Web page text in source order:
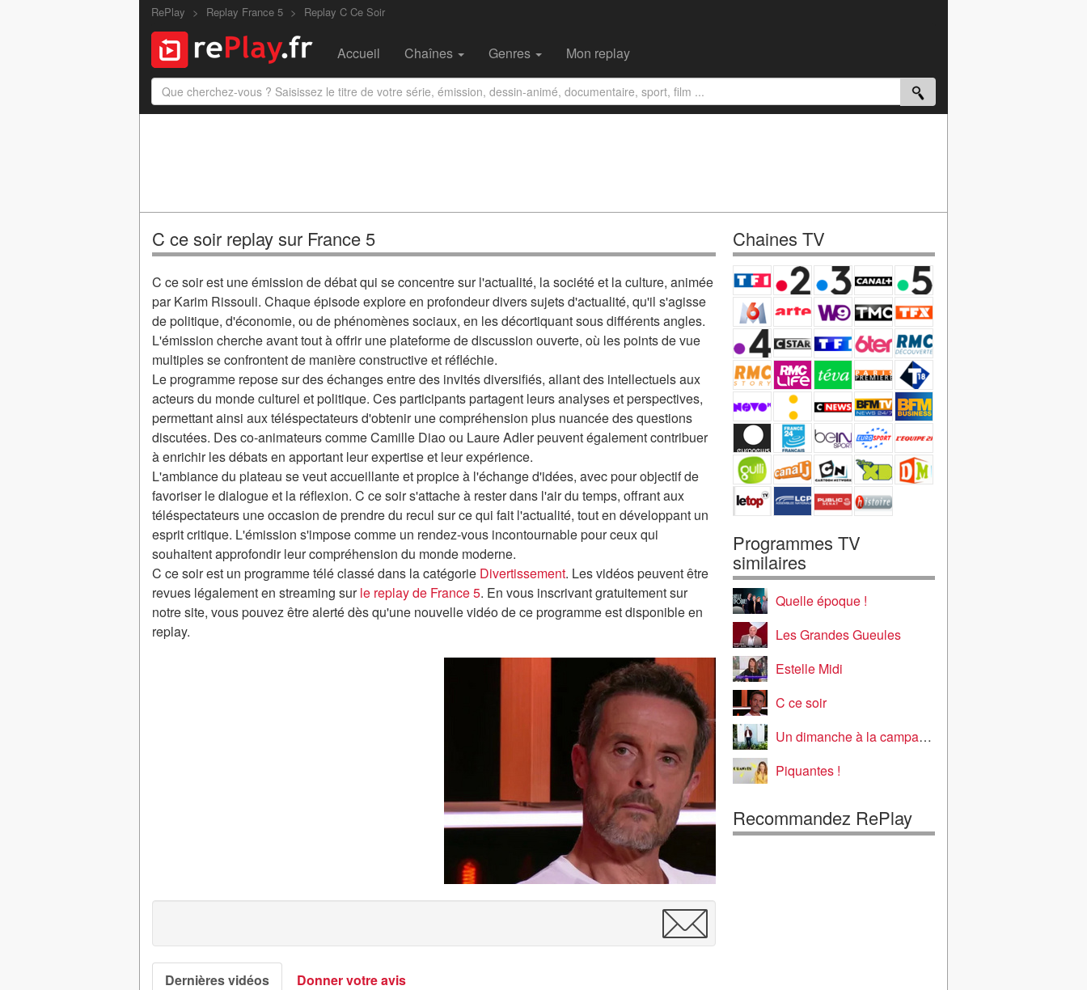
RePlay Replay France 5 Replay C Ce Soir
Accueil Chaînes Genres Mon replay
C ce soir replay sur France 5
C ce soir est une émission de débat qui se concentre sur l'actualité, la société et la culture, animée
par Karim Rissouli. Chaque épisode explore en profondeur divers sujets d'actualité, qu'il s'agisse
de politique, d'économie, ou de phénomènes sociaux, en les décortiquant sous différents angles.
L'émission cherche avant tout à offrir une plateforme de discussion ouverte, où les points de vue
multiples se confrontent de manière constructive et réfléchie.
Le programme repose sur des échanges entre des invités diversifiés, allant des intellectuels aux
acteurs du monde culturel et politique. Ces participants partagent leurs analyses et perspectives,
permettant ainsi aux téléspectateurs d'obtenir une compréhension plus nuancée des questions
discutées. Des co-animateurs comme Camille Diao ou Laure Adler peuvent également contribuer
à enrichir les débats en apportant leur expertise et leur expérience.
L'ambiance du plateau se veut accueillante et propice à l'échange d'idées, avec pour objectif de
favoriser le dialogue et la réflexion. C ce soir s'attache à rester dans l'air du temps, offrant aux
téléspectateurs une occasion de prendre du recul sur ce qui fait l'actualité, tout en développant un
esprit critique. L'émission s'impose comme un rendez-vous incontournable pour ceux qui
souhaitent approfondir leur compréhension du monde moderne.
C ce soir est un programme télé classé dans la catégorie Divertissement. Les vidéos peuvent être
revues légalement en streaming surle replay de France 5. En vous inscrivant gratuitement sur
notre site, vous pouvez être alerté dès qu'une nouvelle vidéo de ce programme est disponible en
replay.
Dernières vidéos Donner votre avis
Chaines TV
Programmes TV
similaires
Quelle époque !
Les Grandes Gueules
Estelle Midi
C ce soir
Un dimanche à la campagne
Piquantes !
Recommandez RePlay